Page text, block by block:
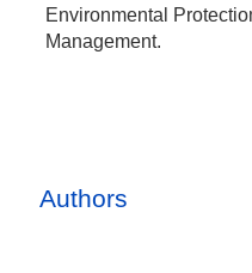
Environmental
Management.
Authors